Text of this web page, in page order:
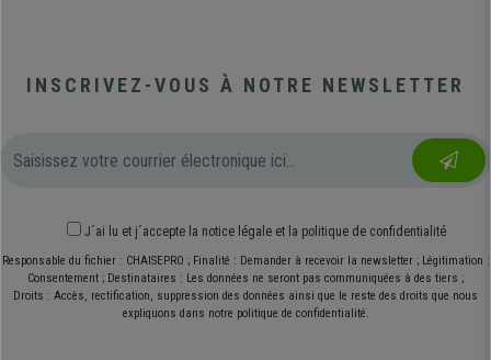
INSCRIVEZ-VOUS À NOTRE NEWSLETTER
J´ai lu et j´accepte la notice légale et la politique de confidentialité
Responsable du fichier : CHAISEPRO ; Finalité : Demander à recevoir la newsletter ; Légitimation :
Consentement ; Destinataires : Les données ne seront pas communiquées à des tiers ;
Droits : Accès, rectification, suppression des données ainsi que le reste des droits que nous
expliquons dans notre politique de confidentialité.